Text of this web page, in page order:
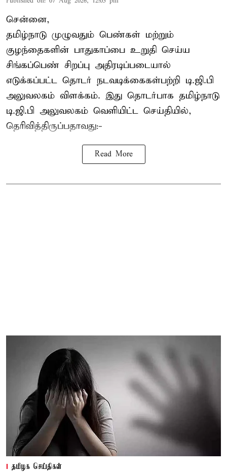
சென்னை,
தமிழ்நாடு முழுவதும் பெண்கள் மற்றும்
குழந்தைகளின் பாதுகாப்பை உறுதி செய்ய
சிங்கப்பெண் சிறப்பு அதிரடிப்படையால்
எடுக்கப்பட்ட தொடர் நடவடிக்கைகள்பற்றி டி.ஜி.பி
அலுவலகம் விளக்கம். இது தொடர்பாக தமிழ்நாடு
டி.ஜி.பி அலுவலகம் வெளியிட்ட செய்தியில்,
தெரிவித்திருப்பதாவது:-
Read More
தமிழக செய்திகள்